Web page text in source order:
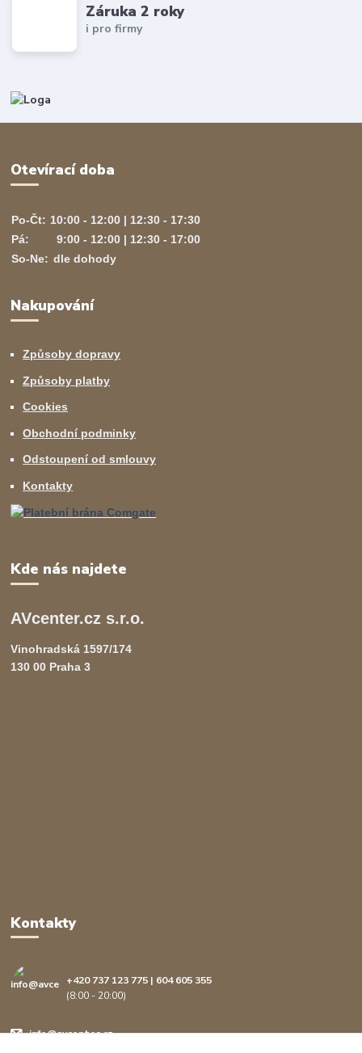
Záruka 2 roky
i pro firmy
Otevírací doba
Po-Čt: 10:00 - 12:00 | 12:30 - 17:30
Pá:
9:00 - 12:00 | 12:30 - 17:00
So-Ne: dle dohody
Nakupování
Způsoby dopravy
Způsoby platby
Cookies
Obchodní podminky
Odstoupení od smlouvy
Kontakty
Kde nás najdete
AVcenter.cz s.r.o.
Vinohradská 1597/174
130 00 Praha 3
Kontakty
+420 737 123 775 | 604 605 355
(8:00 - 20:00)
info@avcenter.cz